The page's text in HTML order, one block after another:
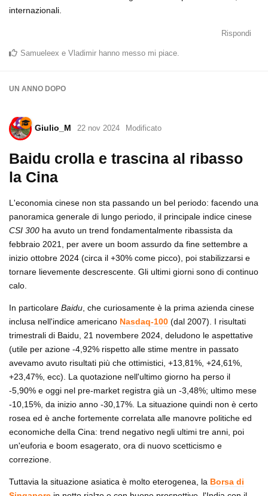
internazionali.
Rispondi
Samueleex e Vladimir hanno messo mi piace
UN ANNO DOPO
Giulio_M 22 nov 2024 Modificato
Baidu crolla e trascina al ribasso
la Cina
L'economia cinese non sta passando un bel periodo: facendo una
panoramica generale di lungo periodo, il principale indice cinese
CSI 300 ha avuto un trend fondamentalmente ribassista da
febbraio 2021, per avere un boom assurdo da fine settembre a
inizio ottobre 2024 (circa il +30% come picco), poi stabilizzarsi e
tornare lievemente descrescente. Gli ultimi giorni sono di continuo
calo.
In particolare Baidu , che curiosamente è la prima azienda cinese
inclusa nell'indice americano Nasdaq-100 (dal 2007). I risultati
trimestrali di Baidu, 21 novembere 2024, deludono le aspettative
(utile per azione -4,92% rispetto alle stime mentre in passato
avevamo avuto risultati più che ottimistici, +13,81%, +24,61%,
+23,47%, ecc). La quotazione nell'ultimo giorno ha perso il
-5,90% e oggi nel pre-market registra già un -3,48%; ultimo mese
-10,15%, da inizio anno -30,17%. La situazione quindi non è certo
rosea ed è anche fortemente correlata alle manovre politiche ed
economiche della Cina: trend negativo negli ultimi tre anni, poi
un'euforia e boom esagerato, ora di nuovo scetticismo e
correzione.
Tuttavia la situazione asiatica è molto eterogenea, la Borsa di